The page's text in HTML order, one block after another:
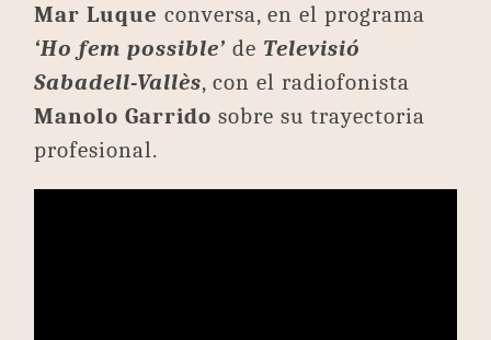
Mar Luque conversa, en el programa
‘Ho fem possible’ de Televisió
Sabadell-Vallès, con el radiofonista
Manolo Garrido sobre su trayectoria
profesional.